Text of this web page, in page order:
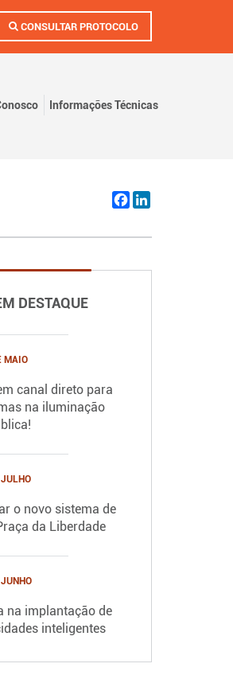
CONSULTAR PROTOCOLO
Informações Técnicas
Facebook
DESTAQUE
MAIO
canal direto para
na iluminação
JULHO
o novo sistema de
da Liberdade
JUNHO
na implantação de
inteligentes